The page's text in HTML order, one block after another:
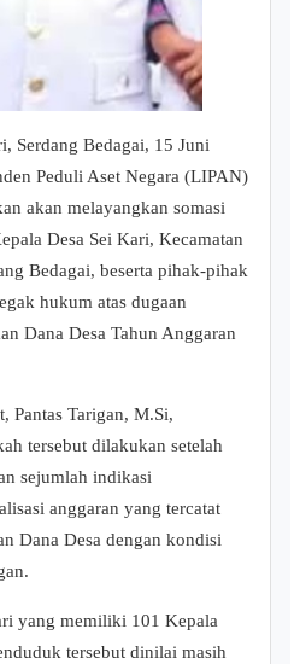
Serdang Bedagai, 15 Juni
Peduli Aset Negara (LIPAN)
akan melayangkan somasi
Desa Sei Kari, Kecamatan
Bedagai, beserta pihak-pihak
hukum atas dugaan
Dana Desa Tahun Anggaran
Pantas Tarigan, M.Si,
tersebut dilakukan setelah
sejumlah indikasi
anggaran yang tercatat
Dana Desa dengan kondisi
yang memiliki 101 Kepala
tersebut dinilai masih